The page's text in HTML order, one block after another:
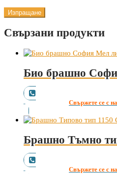
Свързани продукти
Био брашно
Свържете се с
Брашно Тъмно
Свържете се с